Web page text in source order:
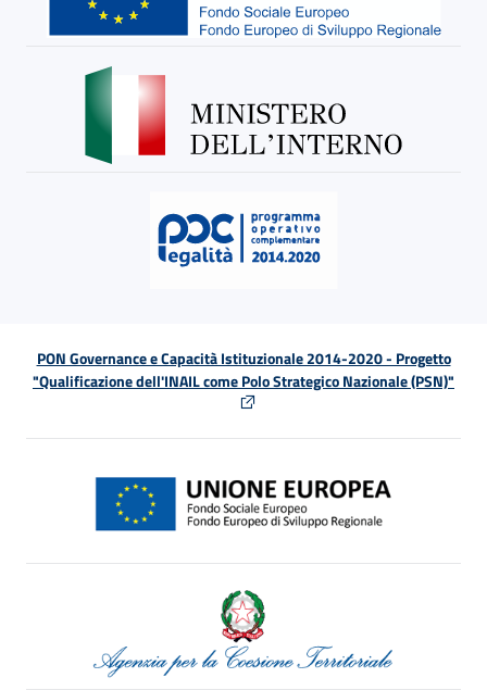
PON Governance e Capacità Istituzionale 2014-2020 - Progetto
"Qualificazione dell'INAIL come Polo Strategico Nazionale (PSN)"